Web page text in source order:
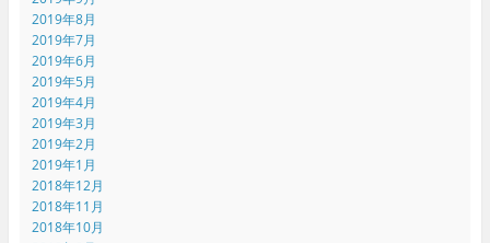
2019年8月
2019年7月
2019年6月
2019年5月
2019年4月
2019年3月
2019年2月
2019年1月
2018年12月
2018年11月
2018年10月